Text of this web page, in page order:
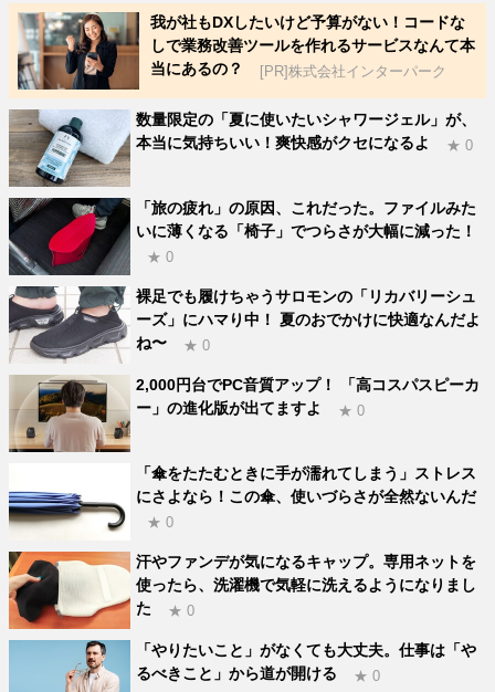
我が社もDXしたいけど予算がない！コードな
しで業務改善ツールを作れるサービスなんて本
当にあるの？
[PR]株式会社インターパーク
数量限定の「夏に使いたいシャワージェル」が、
本当に気持ちいい！爽快感がクセになるよ
★ 0
「旅の疲れ」の原因、これだった。ファイルみた
いに薄くなる「椅子」でつらさが大幅に減った！
★ 0
裸足でも履けちゃうサロモンの「リカバリーシュ
ーズ」にハマり中！ 夏のおでかけに快適なんだよ
ね〜
★ 0
2,000円台でPC音質アップ！ 「高コスパスピーカ
ー」の進化版が出てますよ
★ 0
「傘をたたむときに手が濡れてしまう」ストレス
にさよなら！この傘、使いづらさが全然ないんだ
★ 0
汗やファンデが気になるキャップ。専用ネットを
使ったら、洗濯機で気軽に洗えるようになりまし
た
★ 0
「やりたいこと」がなくても大丈夫。仕事は「や
るべきこと」から道が開ける
★ 0